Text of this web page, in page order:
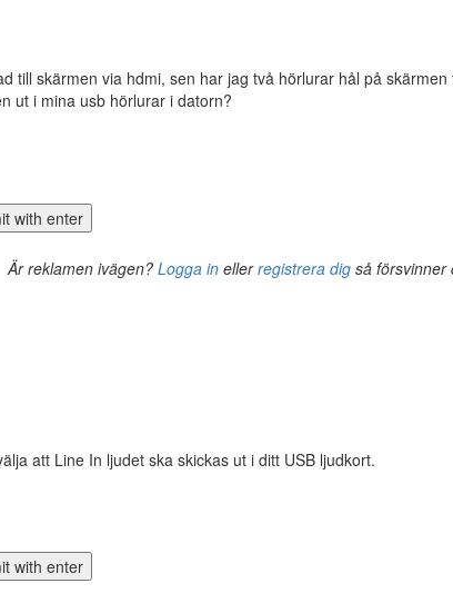
till skärmen via hdmi, sen har jag två hörlurar hål på
ut i mina usb hörlurar i datorn?
Är reklamen ivägen? Logga inellerregistrera digså försvinner
att Line In ljudet ska skickas ut i ditt USB ljudkort.